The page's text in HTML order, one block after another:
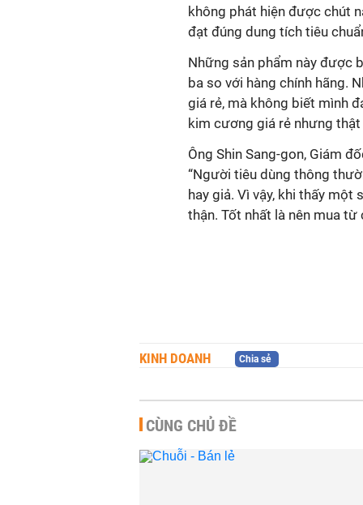
không phát hiện được chút
đạt đúng dung tích tiêu
Những sản phẩm này được
ba so với hàng chính hãng.
giá rẻ, mà không biết mình
kim cương giá rẻ nhưng thật
Ông Shin Sang-gon, Giám
“Người tiêu dùng thông
hay giả. Vì vậy, khi thấy
thận. Tốt nhất là nên mua từ
KINH DOANH Chia sẻ
CÙNG CHỦ ĐỀ
Luật sư: Sữa HIUP giả không